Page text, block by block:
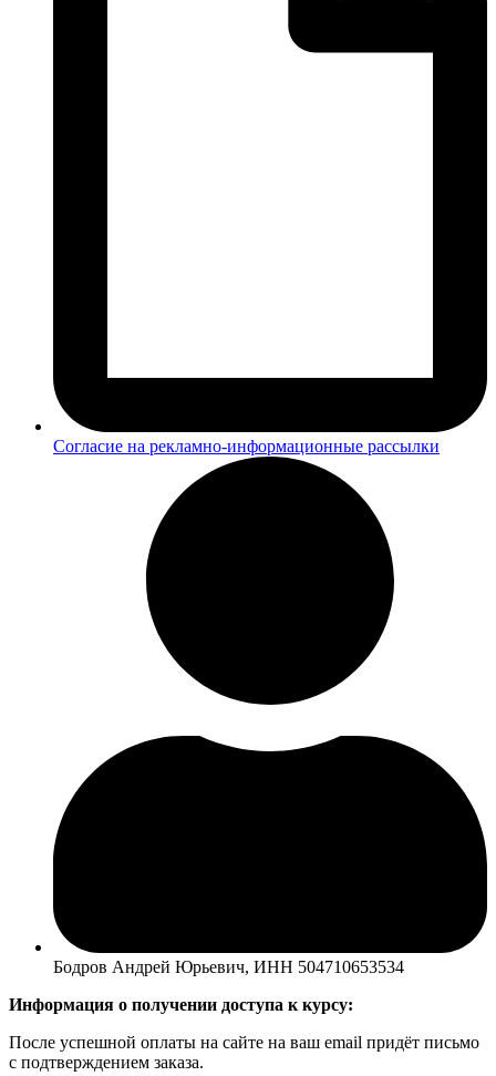
Согласие на рекламно-информационные рассылки
Бодров Андрей Юрьевич, ИНН 504710653534
Информация о получении доступа к курсу:
После успешной оплаты на сайте на ваш email придёт письмо
с подтверждением заказа.